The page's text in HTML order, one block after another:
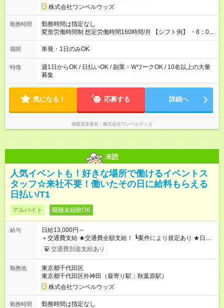
株式会社ワンベルウッズ
勤務時間
勤務時間は指定なし
変形労働時間制 想定労働時間160時間/月 【シフト例】 ・8：00
～21：00
期間 単発・1日のみOK
特徴
週1日からOK / 日払いOK / 副業・WワークOK / 10名以上の大量
募集
気になる！ 応募する 詳細へ
掲載元企業名 株式会社ワンベルウッズ
未読
人気イベントも！好きな場所で働けるイベントス
タッフ☆来社不要！働いたその日に給料もらえる
日払い/T1
アルバイト 職種未経験OK
給与
日給13,000円～
＋交通費支給 ★交通費全額支給！ ┗案件により規定あり ★日払
いOK！（規定あり） ┗働いたその日に現金GET♪ お仕事後はコ
ンビニATMから 日払い分を引き落とせます！ 【試用期間】試
交通費別途支給あり
勤務地
東京都千代田区
東京都千代田区外神田（最寄り駅：秋葉原駅）
株式会社ワンベルウッズ
勤務時間
勤務時間は指定なし